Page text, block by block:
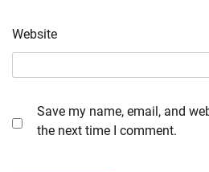
Website
Save my name, email, and
the next time I comment.